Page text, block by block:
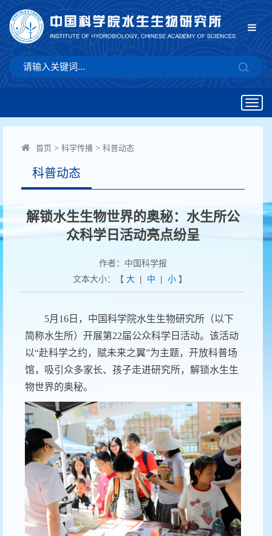
首页 > 科学传播 > 科普动态
科普动态
解锁水生生物世界的奥秘：水生所公
众科学日活动亮点纷呈
作者：中国科学报
文本大小：【 大| 中 | 小】
5月16日，中国科学院水生生物研究所（以下
简称水生所）开展第22届公众科学日活动。该活动
以“赴科学之约，赋未来之翼”为主题，开放科普场
馆，吸引众多家长、孩子走进研究所，解锁水生生
物世界的奥秘。